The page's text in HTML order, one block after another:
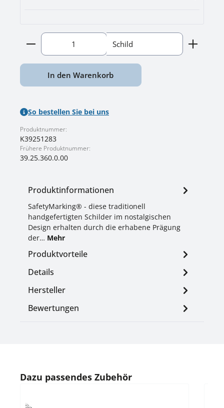
Produkt Anzahl: Gib den gewünschten Wert
Schild
In den Warenkorb
So bestellen Sie bei uns
Produktnummer:
K39251283
Frühere Produktnummer:
39.25.360.0.00
Produktinformationen
SafetyMarking® - diese traditionell
handgefertigten Schilder im nostalgischen
Design erhalten durch die erhabene Prägung
der… Mehr
Produktvorteile
Details
Hersteller
Bewertungen
Produktgalerie überspringen
Dazu passendes Zubehör